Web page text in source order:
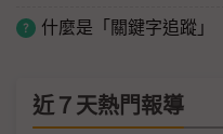
什麼是「關鍵字追蹤」
近７天熱門報導